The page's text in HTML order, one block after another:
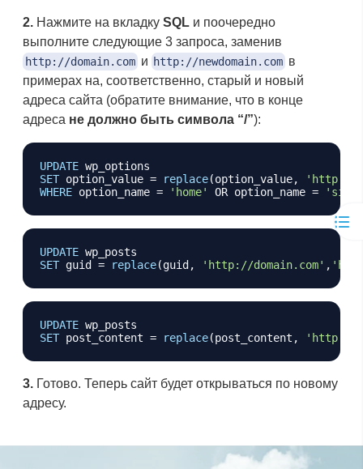
2. Нажмите на вкладку SQL и поочередно
выполните следующие 3 запроса, заменив
http://domain.com и http://newdomain.com в
примерах на, соответственно, старый и новый
адреса сайта (обратите внимание, что в конце
адреса не должно быть символа “/”):
UPDATE
SET option_value = replace(option_value,
'http://
WHERE option_name = 'home' OR option_name =
UPDATE
SET guid = replace(guid , 'http://domain.com' ,
UPDATE
SET post_content = replace(post_content , 'http://
3. Готово. Теперь сайт будет открываться по новому
адресу.